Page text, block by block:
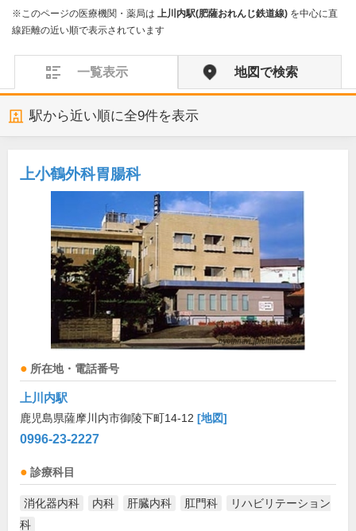
※このページの医療機関・薬局は 上川内駅(肥薩おれんじ鉄道線) を中心に直
線距離の近い順で表示されています
一覧表示 地図で検索
駅から近い順に全9件を表示
上小鶴外科胃腸科
所在地・電話番号
上川内駅
鹿児島県薩摩川内市御陵下町14-12 [地図]
0996-23-2227
診療科目
消化器内科 内科 肝臓内科 肛門科
リハビリテーション
科